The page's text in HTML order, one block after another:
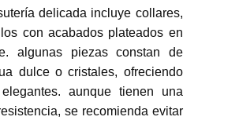
delicada incluye collares,
con acabados plateados en
algunas piezas constan de
dulce o cristales, ofreciendo
aunque tienen una
se recomienda evitar